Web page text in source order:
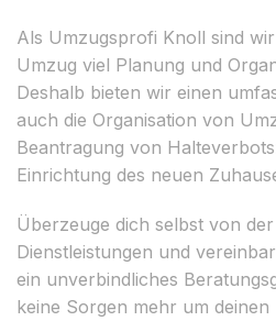
Als Umzugsprofi Knoll sind
Umzug viel Planung und
Deshalb bieten wir einen
auch die Organisation von
Beantragung von
Einrichtung des neuen
Überzeuge dich selbst von
Dienstleistungen und
ein unverbindliches
keine Sorgen mehr um